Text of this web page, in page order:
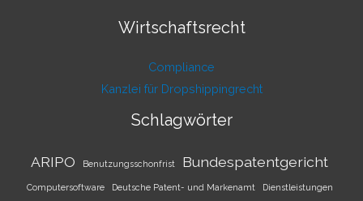
Wirtschaftsrecht
Compliance
Kanzlei für Dropshippingrecht
Schlagwörter
ARIPO Benutzungsschonfrist Bundespatentgericht
Computersoftware Deutsche Patent- und Markenamt Dienstleistungen